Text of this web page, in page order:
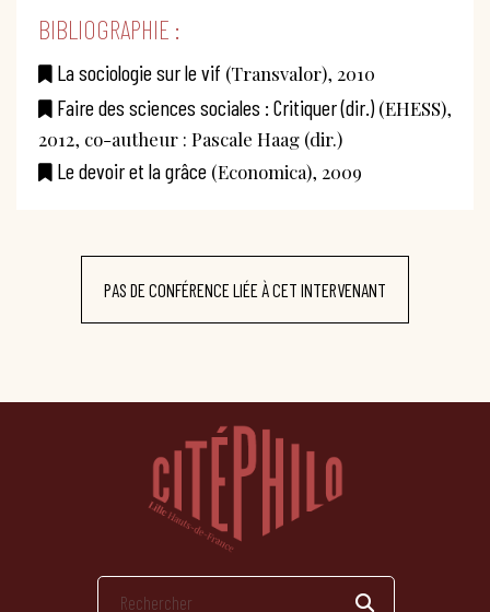
BIBLIOGRAPHIE :
La sociologie sur le vif (Transvalor), 2010
Faire des sciences sociales : Critiquer (dir.)(EHESS),
2012, co-autheur : Pascale Haag (dir.)
Le devoir et la grâce (Economica), 2009
PAS DE CONFÉRENCE LIÉE À CET INTERVENANT